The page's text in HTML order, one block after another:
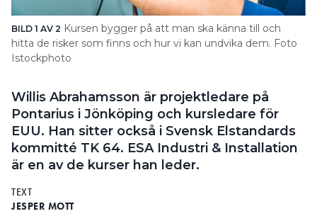
Search for:
BILD 1 AV 2 Kursen bygger på att man ska känna till och
hitta de risker som finns och hur vi kan undvika dem. Foto
Istockphoto
Willis Abrahamsson är projektledare på
Pontarius i Jönköping och kursledare för
EUU. Han sitter också i Svensk Elstandards
kommitté TK 64. ESA Industri & Installation
är en av de kurser han leder.
TEXT
JESPER MOTT